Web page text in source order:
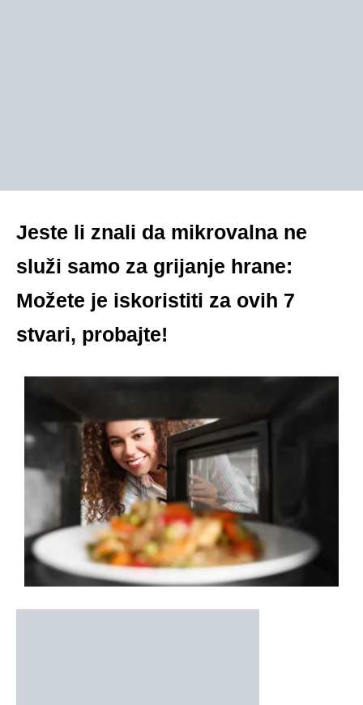
Jeste li znali da mikrovalna ne
služi samo za grijanje hrane:
Možete je iskoristiti za ovih 7
stvari, probajte!